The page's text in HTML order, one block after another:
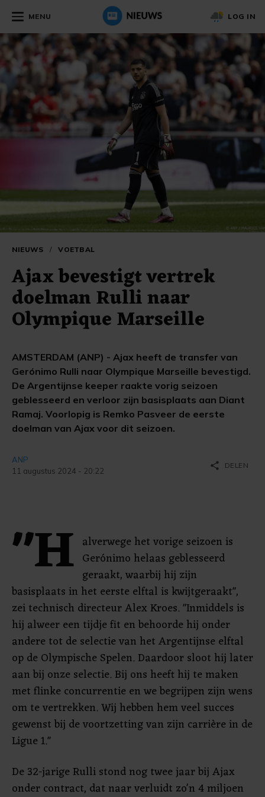
MENU LOG IN
NIEUWS / VOETBAL
Ajax bevestigt vertrek
doelman Rulli naar
Olympique Marseille
AMSTERDAM (ANP) - Ajax heeft de transfer van
Gerónimo Rulli naar Olympique Marseille bevestigd.
De Argentijnse keeper raakte vorig seizoen
geblesseerd en verloor zijn basisplaats aan Diant
Ramaj. Voorlopig is Remko Pasveer de eerste
doelman van Ajax voor dit seizoen.
ANP
11 augustus 2024 - 20:22
share DELEN
"H alverwege het vorige seizoen is
Gerónimo helaas geblesseerd
geraakt, waarbij hij zijn
basisplaats in het eerste elftal is kwijtgeraakt",
zei technisch directeur Alex Kroes. "Inmiddels is
hij alweer een tijdje fit en behoorde hij onder
andere tot de selectie van het Argentijnse elftal
op de Olympische Spelen. Daardoor sloot hij later
aan bij onze selectie. Bij ons heeft hij te maken
met flinke concurrentie en we begrijpen zijn wens
om te vertrekken. Wij hebben hem veel succes
gewenst bij de voortzetting van zijn carrière in de
Ligue 1."
De 32-jarige Rulli stond nog twee jaar bij Ajax
onder contract, dat naar verluidt zo'n 4 miljoen